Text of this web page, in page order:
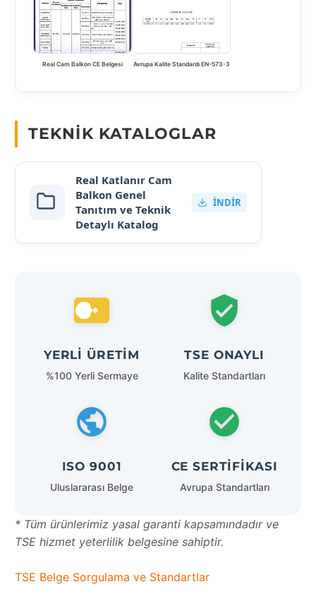
Real Cam Balkon CE Belgesi Avrupa Kalite Standardı EN-573-3
TEKNIK KATALOGLAR
Real Katlanır Cam
Balkon Genel
Tanıtım ve Teknik
Detaylı Katalog
İNDIR
YERLI ÜRETIM
%100 Yerli Sermaye
TSE ONAYLI
Kalite Standartları
ISO 9001
Uluslararası Belge
CE SERTIFIKASI
Avrupa Standartları
* Tüm ürünlerimiz yasal garanti kapsamındadır ve
TSE hizmet yeterlilik belgesine sahiptir.
TSE Belge Sorgulama ve Standartlar